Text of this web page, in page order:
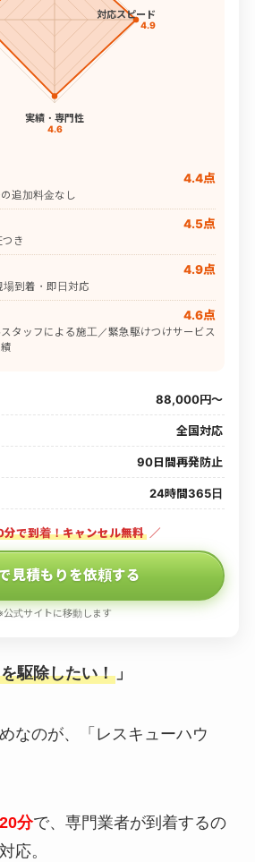
対応スピード
4.9
実績・専門性
4.6
4.4点
追加料金なし
4.5点
き
4.9点
場到着・即日対応
4.6点
タッフによる施工／緊急駆けつけサービス
88,000円〜
全国対応
90日間再発防止
24時間365日
で到着！キャンセル無料 ／
見積もりを依頼する
公式サイトに移動します
駆除したい！」
なのが、「レスキューハウ
分で、専門業者が到着するの
応。